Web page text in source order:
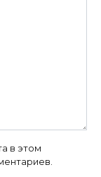
в этом